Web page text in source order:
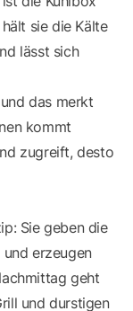
sie die Kälte
lässt sich
das merkt
kommt
zugreift, desto
Sie geben die
erzeugen
geht
und durstigen